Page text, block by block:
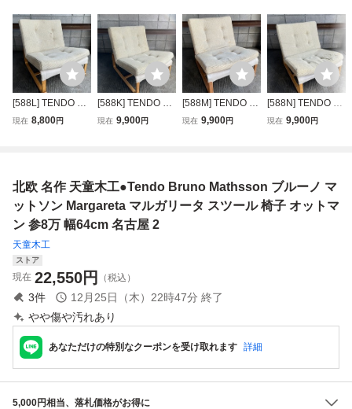
[588L] TENDO 天
童木工 ブルーノマ
ュリー カッシーナ
70s 80s SK
現在 8,800円
[588K] TENDO 天
童木工 ブルーノマ
ュリー カッシーナ
70s 80s SK
現在 9,900円
[588M] TENDO 天
童木工 ブルーノマ
ュリー カッシーナ
70s 80s SK
現在 9,900円
[588N] TENDO 天
童木工 ブルーノマ
ュリー カッシーナ
70s 80s SK
現在 9,900円
北欧 名作 天童木工●Tendo Bruno Mathsson ブルーノ マ
ットソン Margareta マルガリータ スツール 椅子 オットマ
ン 参8万 幅64cm 名古屋 2
天童木工
ストア
現在 22,550円 （税込）
3件 12月25日（木）22時47分 終了
やや傷や汚れあり
あなただけの特別なクーポンを受け取れます 詳細
5,000円相当、落札価格がお得に